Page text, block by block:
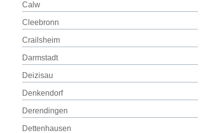
Calw
Cleebronn
Crailsheim
Darmstadt
Deizisau
Denkendorf
Derendingen
Dettenhausen